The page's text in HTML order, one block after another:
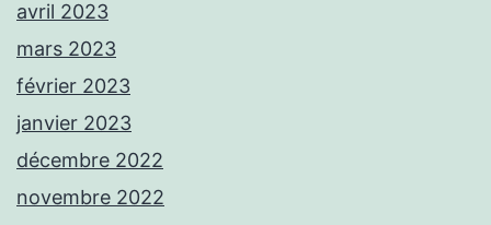
avril 2023
mars 2023
février 2023
janvier 2023
décembre 2022
novembre 2022